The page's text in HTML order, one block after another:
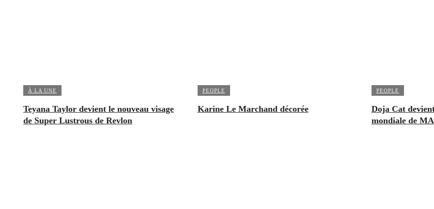
À LA UNE
Teyana Taylor devient le nouveau visage
de Super Lustrous de Revlon
PEOPLE
Karine Le Marchand décorée
PEOPLE
Doja Cat
mondiale de